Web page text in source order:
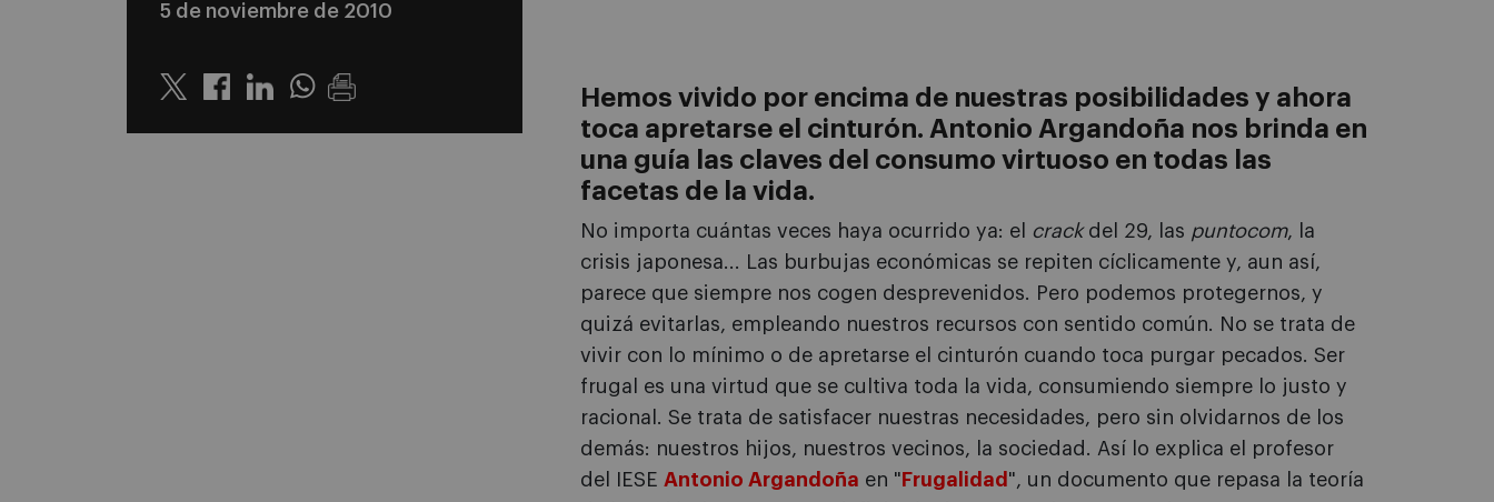
5 de noviembre de 2010
Twitter LinkedinWhatsapp
Hemos vivido por encima de nuestras posibilidades y ahora
toca apretarse el cinturón. Antonio Argandoña nos brinda en
una guía las claves del consumo virtuoso en todas las
facetas de la vida.
No importa cuántas veces haya ocurrido ya: el crack del 29, las puntocom, la
crisis japonesa... Las burbujas económicas se repiten cíclicamente y, aun así,
parece que siempre nos cogen desprevenidos. Pero podemos protegernos, y
quizá evitarlas, empleando nuestros recursos con sentido común. No se trata de
vivir con lo mínimo o de apretarse el cinturón cuando toca purgar pecados. Ser
frugal es una virtud que se cultiva toda la vida, consumiendo siempre lo justo y
racional. Se trata de satisfacer nuestras necesidades, pero sin olvidarnos de los
demás: nuestros hijos, nuestros vecinos, la sociedad. Así lo explica el profesor
del IESE Antonio Argandoña en " Frugalidad ", un documento que repasa la teoría